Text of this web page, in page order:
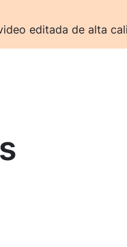
editada de alta